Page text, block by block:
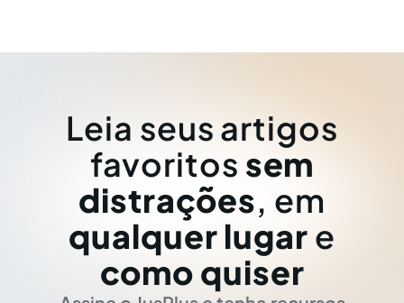
Leia seus artigos
favoritos sem
distrações, em
qualquer lugar e
como quiser